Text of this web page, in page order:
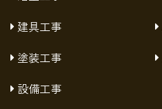
建具工事
塗装工事
設備工事